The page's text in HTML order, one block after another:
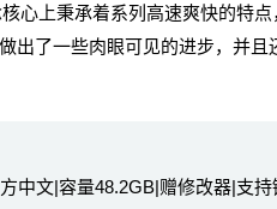
心上秉承着系列高速爽快的特
做出了一些肉眼可见的进步，并
中文|容量48.2GB|赠修改器|支